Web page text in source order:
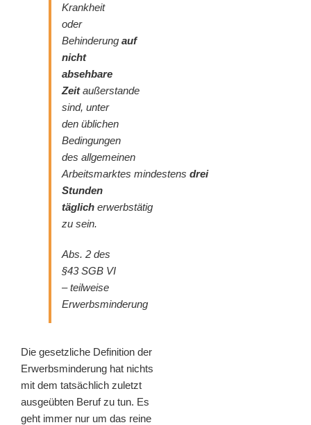
Krankheit
oder
Behinderung auf
nicht
absehbare
Zeitaußerstande
sind, unter
den üblichen
Bedingungen
des allgemeinen
Arbeitsmarktes mindestens drei
Stunden
täglicherwerbstätig
zu sein.
Abs. 2 des
§43 SGB VI
– teilweise
Erwerbsminderung
Die gesetzliche Definition der
Erwerbsminderung hat nichts
mit dem tatsächlich zuletzt
ausgeübten Beruf zu tun. Es
geht immer nur um das reine